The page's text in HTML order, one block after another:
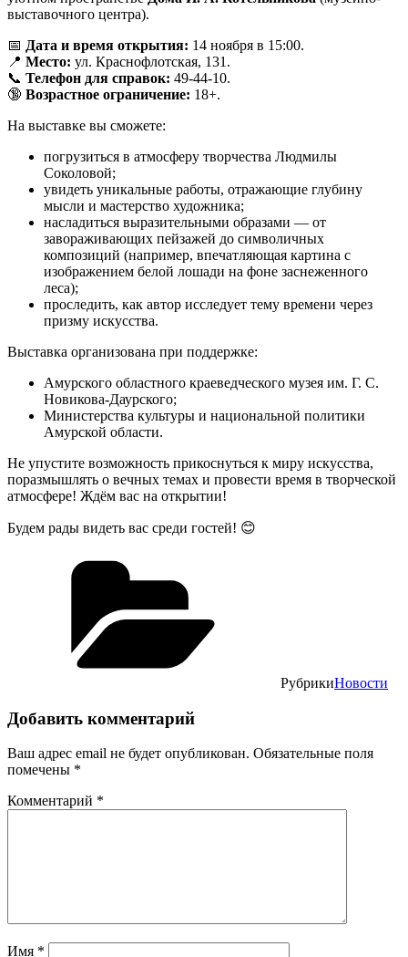
выставочного центра).
📅 Дата и время открытия: 14 ноября в 15:00.
📍 Место: ул. Краснофлотская, 131.
📞 Телефон для справок: 49-44-10.
🔞 Возрастное ограничение: 18+.
На выставке вы сможете:
погрузиться в атмосферу творчества Людмилы
Соколовой;
увидеть уникальные работы, отражающие глубину
мысли и мастерство художника;
насладиться выразительными образами — от
завораживающих пейзажей до символичных
композиций (например, впечатляющая картина с
изображением белой лошади на фоне заснеженного
леса);
проследить, как автор исследует тему времени через
призму искусства.
Выставка организована при поддержке:
Амурского областного краеведческого музея им. Г. С.
Новикова-Даурского;
Министерства культуры и национальной политики
Амурской области.
Не упустите возможность прикоснуться к миру искусства,
поразмышлять о вечных темах и провести время в творческой
атмосфере! Ждём вас на открытии!
Будем рады видеть вас среди гостей! 😊
РубрикиНовости
Добавить комментарий
Ваш адрес email не будет опубликован. Обязательные поля
помечены *
Комментарий *
Имя *